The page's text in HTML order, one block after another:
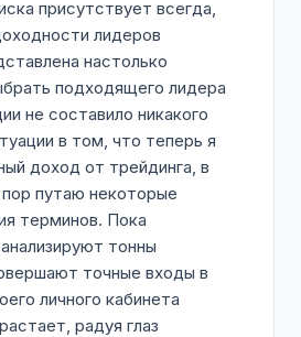
присутствует всегда,
лидеров
настолько
подходящего лидера
не составило никакого
в том, что теперь я
доход от трейдинга, в
путаю некоторые
терминов. Пока
тонны
точные входы в
личного кабинета
радуя глаз